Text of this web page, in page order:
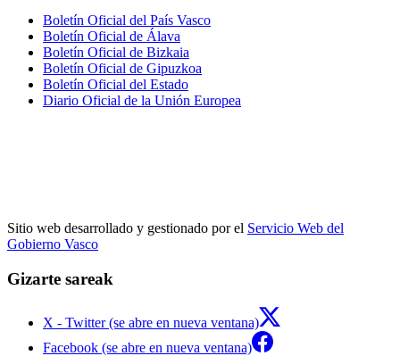
Boletín Oficial del País Vasco
Boletín Oficial de Álava
Boletín Oficial de Bizkaia
Boletín Oficial de Gipuzkoa
Boletín Oficial del Estado
Diario Oficial de la Unión Europea
Sitio web desarrollado y gestionado por el Servicio Web del
Gobierno Vasco
Gizarte sareak
X - Twitter (se abre en nueva ventana)
Facebook (se abre en nueva ventana)